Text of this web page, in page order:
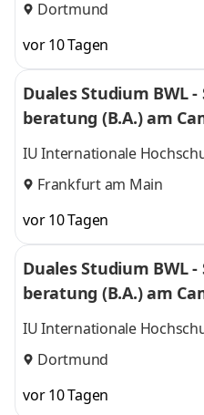
Dortmund
vor 10 Tagen
Duales Studium BWL
beratung (B.A.) am
IU Internationale
Frankfurt am Main
vor 10 Tagen
Duales Studium BWL
beratung (B.A.) am
IU Internationale
Dortmund
vor 10 Tagen